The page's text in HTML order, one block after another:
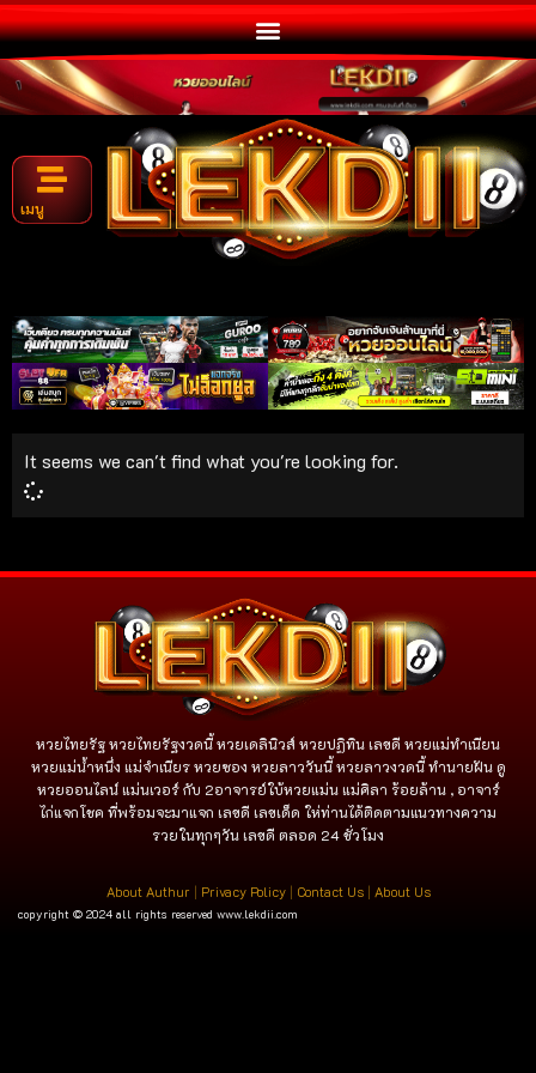
เมนู
It seems we can't find what you're looking for.
หวยไทยรัฐ หวยไทยรัฐงวดนี้ หวยเดลินิวส์ หวยปฏิทิน เลขดี หวยแม่ทำเนียน
หวยแม่น้ำหนึ่ง แม่จําเนียร หวยซอง หวยลาววันนี้ หวยลาวงวดนี้ ทำนายฝัน ดู
หวยออนไลน์ แม่นเวอร์ กับ 2อาจารย์ใบ้หวยแม่น แม่ศิลา ร้อยล้าน , อาจาร์
ไก่แจกโชค ที่พร้อมจะมาแจก เลขดี เลขเด็ด ให่ท่านได้ติดตามแนวทางความ
รวยในทุกๆวัน เลขดี ตลอด 24 ชั่วโมง
About Authur | Privacy Policy| Contact Us| About Us
copyright © 2024 all rights reserved www.lekdii.com